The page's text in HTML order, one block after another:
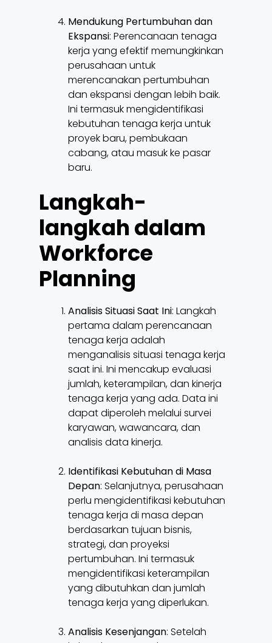
Mendukung Pertumbuhan dan
Ekspansi: Perencanaan tenaga
kerja yang efektif memungkinkan
perusahaan untuk
merencanakan pertumbuhan
dan ekspansi dengan lebih baik.
Ini termasuk mengidentifikasi
kebutuhan tenaga kerja untuk
proyek baru, pembukaan
cabang, atau masuk ke pasar
baru.
Langkah-
langkah dalam
Workforce
Planning
Analisis Situasi Saat Ini: Langkah
pertama dalam perencanaan
tenaga kerja adalah
menganalisis situasi tenaga kerja
saat ini. Ini mencakup evaluasi
jumlah, keterampilan, dan kinerja
tenaga kerja yang ada. Data ini
dapat diperoleh melalui survei
karyawan, wawancara, dan
analisis data kinerja.
Identifikasi Kebutuhan di Masa
Depan: Selanjutnya, perusahaan
perlu mengidentifikasi kebutuhan
tenaga kerja di masa depan
berdasarkan tujuan bisnis,
strategi, dan proyeksi
pertumbuhan. Ini termasuk
mengidentifikasi keterampilan
yang dibutuhkan dan jumlah
tenaga kerja yang diperlukan.
Analisis Kesenjangan: Setelah